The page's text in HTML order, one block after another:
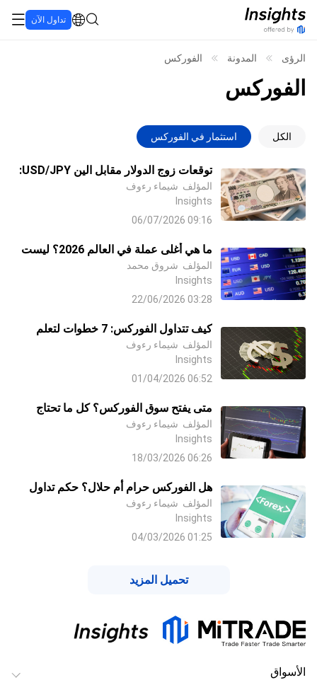
تداول الآن
الرؤى المدونة الفوركس
الفوركس
الكل استثمار في الفوركس
توقعات زوج الدولار مقابل الين USD/JPY:
هل يواصل الين الياباني الهبوط؟
المؤلف شيماء رءوف
Insights
09:16 06/07/2026
ما هي أغلى عملة في العالم 2026؟ ليست
الدولار أو اليورو!
المؤلف شروق محمد
Insights
03:28 22/06/2026
كيف تتداول الفوركس: 7 خطوات لتعلم
الفوركس من الصفر إلى الاحتراف (2026)
المؤلف شيماء رءوف
Insights
06:52 01/04/2026
متى يفتح سوق الفوركس؟ كل ما تحتاج
معرفته عن أوقات تداول العملات
المؤلف شيماء رءوف
Insights
06:26 18/03/2026
هل الفوركس حرام أم حلال؟ حكم تداول
الفوركس 2026
المؤلف شيماء رءوف
Insights
01:25 04/03/2026
تحميل المزيد
الأسواق